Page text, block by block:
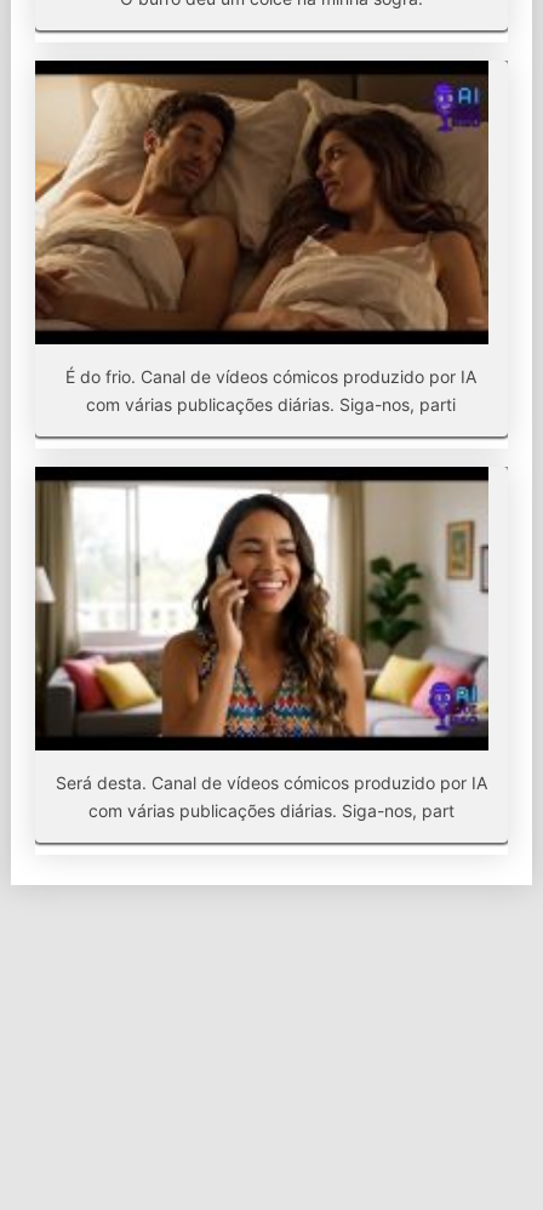
É do frio. Canal de vídeos cómicos produzido por IA
com várias publicações diárias. Siga-nos, parti
Será desta. Canal de vídeos cómicos produzido por IA
com várias publicações diárias. Siga-nos, part